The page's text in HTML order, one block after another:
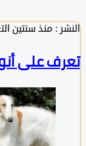
: منذ سنتين
على